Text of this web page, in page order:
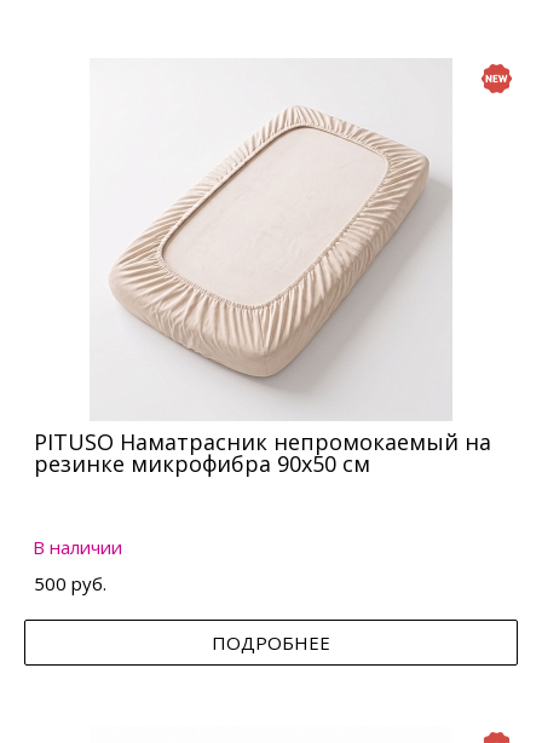
PITUSO Наматрасник непромокаемый на
резинке микрофибра 90х50 см
В наличии
500 руб.
ПОДРОБНЕЕ